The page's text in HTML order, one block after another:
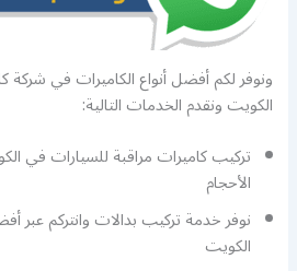
ونوفر لكم أفضل أنواع الكاميرات في شركة
الكويت ونقدم الخدمات التالية:
تركيب كاميرات مراقبة للسيارات في
الأحجام
نوفر خدمة تركيب بدالات وانتركم عبر
الكويت